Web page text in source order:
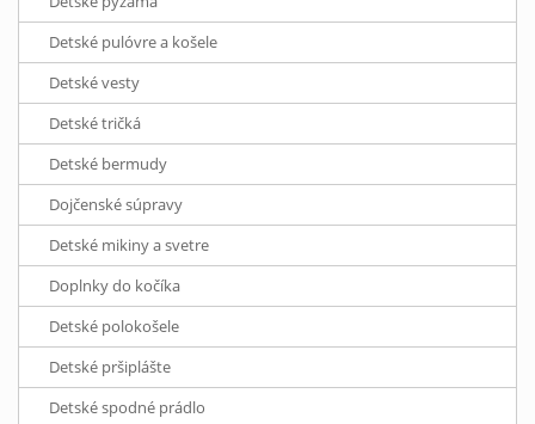
Detské pulóvre a košele
Detské vesty
Detské tričká
Detské bermudy
Dojčenské súpravy
Detské mikiny a svetre
Doplnky do kočíka
Detské polokošele
Detské pršiplášte
Detské spodné prádlo